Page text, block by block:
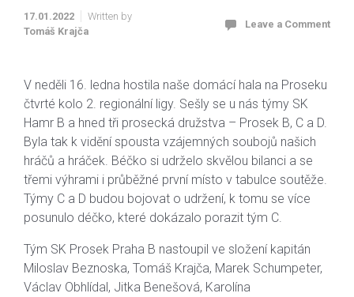
17.01.2022
Written by
Tomáš Krajča
Leave a Comment
V neděli 16. ledna hostila naše domácí hala na Proseku
čtvrté kolo 2. regionální ligy. Sešly se u nás týmy SK
Hamr B a hned tři prosecká družstva – Prosek B, C a D.
Byla tak k vidění spousta vzájemných soubojů našich
hráčů a hráček. Béčko si udrželo skvělou bilanci a se
třemi výhrami i průběžné první místo v tabulce soutěže.
Týmy C a D budou bojovat o udržení, k tomu se více
posunulo déčko, které dokázalo porazit tým C.
Tým SK Prosek Praha B nastoupil ve složení kapitán
Miloslav Beznoska, Tomáš Krajča, Marek Schumpeter,
Václav Obhlídal, Jitka Benešová, Karolína